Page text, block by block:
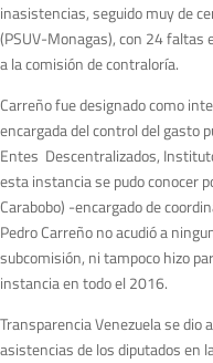
inasistencias, seguido muy de
(PSUV-Monagas), con 24 faltas
a la comisión de contraloría.
Carreño fue designado como
encargada del control del gasto
Entes Descentralizados,
esta instancia se pudo conocer
Carabobo) -encargado de
Pedro Carreño no acudió a
subcomisión, ni tampoco hizo
instancia en todo el 2016.
Transparencia Venezuela se dio
asistencias de los diputados en